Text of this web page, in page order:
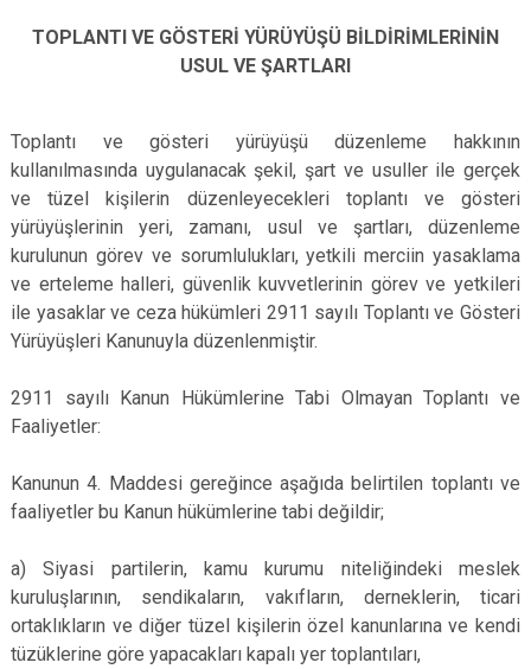
TOPLANTI VE GÖSTERİ YÜRÜYÜŞÜ BİLDİRİMLERİNİN
USUL VE ŞARTLARI
Toplantı ve gösteri yürüyüşü düzenleme hakkının
kullanılmasında uygulanacak şekil, şart ve usuller ile gerçek
ve tüzel kişilerin düzenleyecekleri toplantı ve gösteri
yürüyüşlerinin yeri, zamanı, usul ve şartları, düzenleme
kurulunun görev ve sorumlulukları, yetkili merciin yasaklama
ve erteleme halleri, güvenlik kuvvetlerinin görev ve yetkileri
ile yasaklar ve ceza hükümleri 2911 sayılı Toplantı ve Gösteri
Yürüyüşleri Kanunuyla düzenlenmiştir.
2911 sayılı Kanun Hükümlerine Tabi Olmayan Toplantı ve
Faaliyetler:
Kanunun 4. Maddesi gereğince aşağıda belirtilen toplantı ve
faaliyetler bu Kanun hükümlerine tabi değildir;
a) Siyasi partilerin, kamu kurumu niteliğindeki meslek
kuruluşlarının, sendikaların, vakıfların, derneklerin, ticari
ortaklıkların ve diğer tüzel kişilerin özel kanunlarına ve kendi
tüzüklerine göre yapacakları kapalı yer toplantıları,